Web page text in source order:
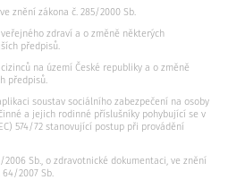
znění zákona č. 285/2000 Sb.
zdraví a o změně některých
předpisů.
na území České republiky a o změně
předpisů.
soustav sociálního zabezpečení na osoby
a jejich rodinné příslušníky pohybující se v
574/72 stanovující postup při provádění
2006 Sb., o zdravotnické dokumentaci, ve znění
64/2007 Sb.